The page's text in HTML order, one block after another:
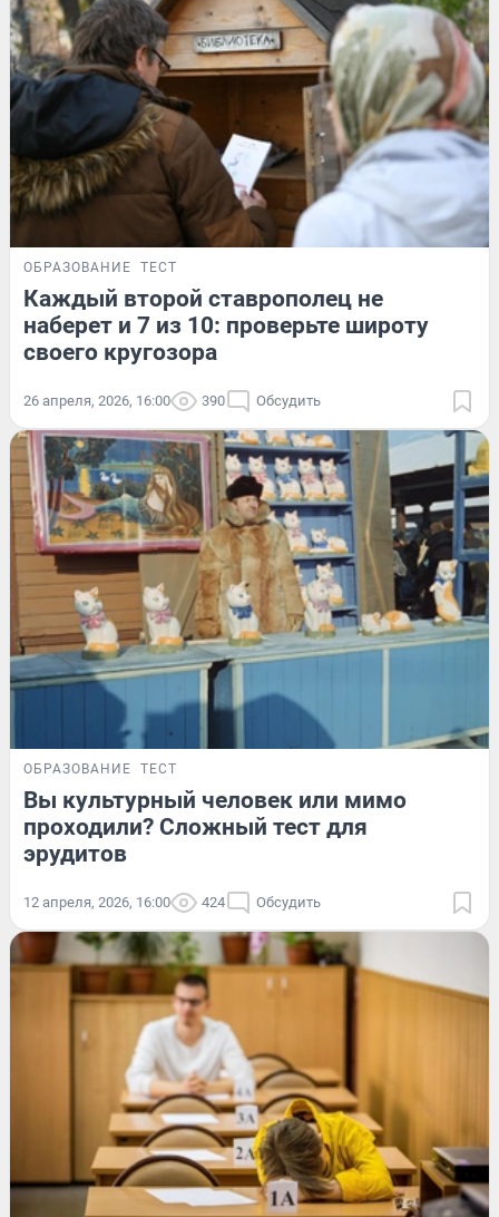
ОБРАЗОВАНИЕ ТЕСТ
Каждый второй ставрополец не
наберет и 7 из 10: проверьте широту
своего кругозора
26 апреля, 2026, 16:00 390 Обсудить
ОБРАЗОВАНИЕ ТЕСТ
Вы культурный человек или мимо
проходили? Сложный тест для
эрудитов
12 апреля, 2026, 16:00 424 Обсудить